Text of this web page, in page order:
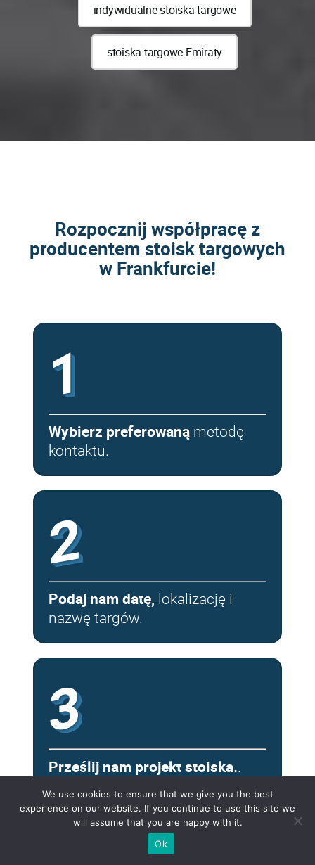
indywidualne stoiska targowe
stoiska targowe Emiraty
Rozpocznij współpracę z
producentem stoisk targowych
w Frankfurcie!
1
Wybierz preferowaną metodę
kontaktu.
2
Podaj nam datę, lokalizację i
nazwę targów.
3
Prześlij nam projekt stoiska..
krótko swoje wymagania — typ i
rozmiar.
We use cookies to ensure that we give you the best
experience on our website. If you continue to use this site we
will assume that you are happy with it.
Ok